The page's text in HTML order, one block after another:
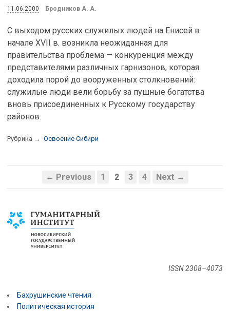
11.06.2000 Бродников А. А.
С выходом русских служилых людей на Енисей в
начале XVII в. возникла неожиданная для
правительства проблема — конкуренция между
представителями различных гарнизонов, которая
доходила порой до вооруженных столкновений:
служилые люди вели борьбу за пушные богатства
вновь присоединенных к Русскому государству
районов.
Рубрика → Освоение Сибири
← Previous 1 2 3 4 Next →
ISSN 2308–4073
Бахрушинские чтения
Политическая история